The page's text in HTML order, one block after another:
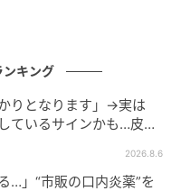
ンキング
りとなります」→実は
ているサインかも…皮膚
2026.8.6
…」“市販の口内炎薬”を